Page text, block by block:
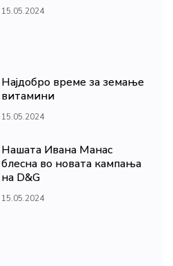
15.05.2024
Најдобро време за земање
витамини
15.05.2024
Нашата Ивана Манас
блесна во новата кампања
на D&G
15.05.2024